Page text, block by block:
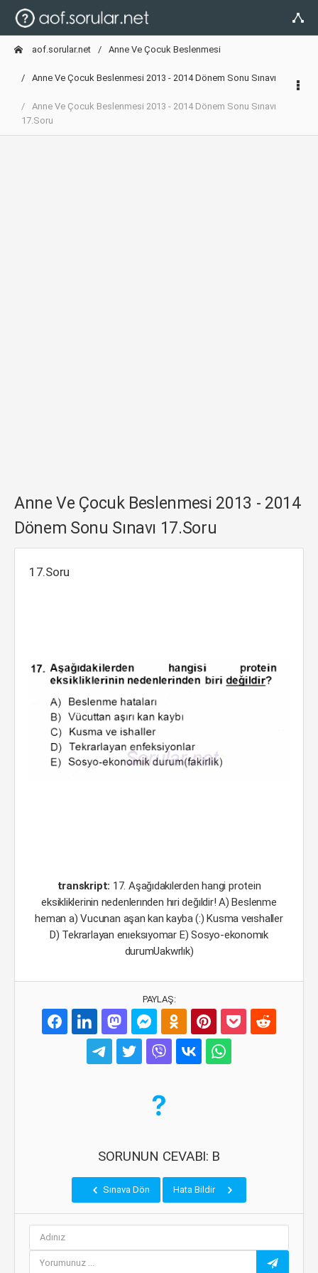
aof.sorular.net Anne Ve Çocuk Beslenmesi
Anne Ve Çocuk Beslenmesi 2013 - 2014 Dönem Sonu Sınavı
Anne Ve Çocuk Beslenmesi 2013 - 2014 Dönem Sonu Sınavı
17.Soru
Anne Ve Çocuk Beslenmesi 2013 - 2014
Dönem Sonu Sınavı 17.Soru
17.Soru
transkript: 17. Aşağıdakılerden hangi protein
eksikliklerinin nedenlerınden hıri değıldir! A) Beslenme
heman a) Vucunan aşan kan kayba (:) Kusma veıshaller
D) Tekrarlayan enıeksıyomar E) Sosyo-ekonomık
durumUakwrlık)
PAYLAŞ:
SORUNUN CEVABI: B
Sınava Dön Hata Bildir